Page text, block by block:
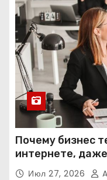
Почему бизнес
интернете, даже
Июл 27, 2026